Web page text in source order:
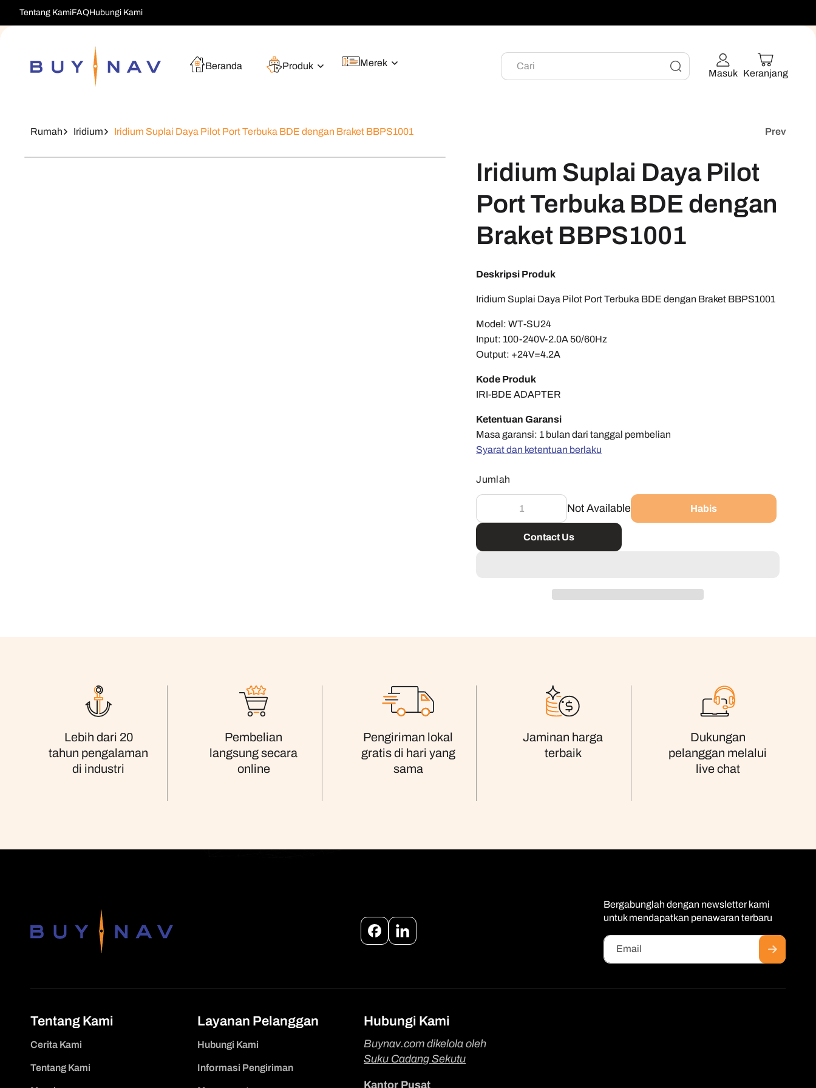
Langsung
Ke Konten
Tentang KamiFAQHubungi Kami
Beranda Produk Merek Cari
Masuk Keranjang
Rumah Iridium Iridium Suplai Daya Pilot Port Terbuka BDE dengan Braket BBPS1001 Prev
Iridium Suplai Daya Pilot
Port Terbuka BDE dengan
Braket BBPS1001
Deskripsi Produk
Iridium Suplai Daya Pilot Port Terbuka BDE dengan Braket BBPS1001
Model: WT-SU24
Input: 100-240V-2.0A 50/60Hz
Output: +24V=4.2A
Kode Produk
IRI-BDE ADAPTER
Ketentuan Garansi
Masa garansi: 1 bulan dari tanggal pembelian
Syarat dan ketentuan berlaku
Jumlah
Not Available Habis
Contact Us
Lebih dari 20
tahun pengalaman
di industri
Pembelian
langsung secara
online
Pengiriman lokal
gratis di hari yang
sama
Jaminan harga
terbaik
Dukungan
pelanggan melalui
live chat
FacebookInstagram
Bergabunglah dengan newsletter kami
untuk mendapatkan penawaran terbaru
Email
Tentang Kami
Cerita Kami
Tentang Kami
Layanan Pelanggan
Hubungi Kami
Informasi Pengiriman
Hubungi Kami
Buynav.com dikelola oleh
Suku Cadang Sekutu
Kantor Pusat